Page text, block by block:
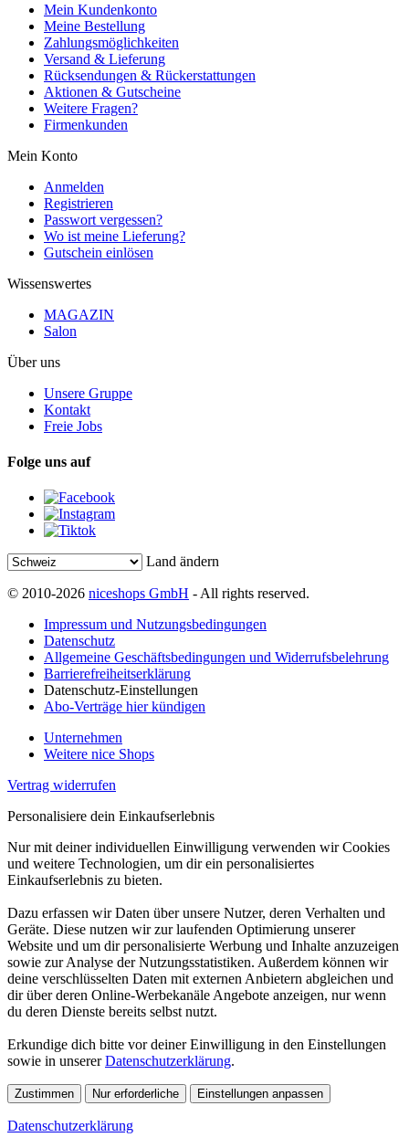
Mein Kundenkonto
Meine Bestellung
Zahlungsmöglichkeiten
Versand & Lieferung
Rücksendungen & Rückerstattungen
Aktionen & Gutscheine
Weitere Fragen?
Firmenkunden
Mein Konto
Anmelden
Registrieren
Passwort vergessen?
Wo ist meine Lieferung?
Gutschein einlösen
Wissenswertes
MAGAZIN
Salon
Über uns
Unsere Gruppe
Kontakt
Freie Jobs
Folge uns auf
Land ändern
© 2010-2026 niceshops GmbH - All rights reserved.
Impressum und Nutzungsbedingungen
Datenschutz
Allgemeine Geschäftsbedingungen und Widerrufsbelehrung
Barrierefreiheitserklärung
Datenschutz-Einstellungen
Abo-Verträge hier kündigen
Unternehmen
Weitere nice Shops
Vertrag widerrufen
Personalisiere dein Einkaufserlebnis
Nur mit deiner individuellen Einwilligung verwenden wir Cookies
und weitere Technologien, um dir ein personalisiertes
Einkaufserlebnis zu bieten.
Dazu erfassen wir Daten über unsere Nutzer, deren Verhalten und
Geräte. Diese nutzen wir zur laufenden Optimierung unserer
Website und um dir personalisierte Werbung und Inhalte anzuzeigen
sowie zur Analyse der Nutzungsstatistiken. Außerdem können wir
deine verschlüsselten Daten mit externen Anbietern abgleichen und
dir über deren Online-Werbekanäle Angebote anzeigen, nur wenn
du deren Dienste bereits selbst nutzt.
Erkundige dich bitte vor deiner Einwilligung in den Einstellungen
sowie in unsererDatenschutzerklärung.
Zustimmen Nur erforderliche Einstellungen anpassen
Datenschutzerklärung